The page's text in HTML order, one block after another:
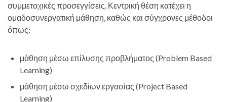
συμμετοχικές προσεγγίσεις. Κεντρική θέση κατέχει η
ομαδοσυνεργατική μάθηση, καθώς και σύγχρονες μέθοδοι
όπως:
μάθηση μέσω επίλυσης προβλήματος (Problem Based
Learning)
μάθηση μέσω σχεδίων εργασίας (Project Based
Learning)